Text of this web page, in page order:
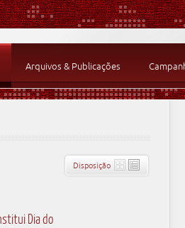
Arquivos & Publicações
Disposição
Dia do